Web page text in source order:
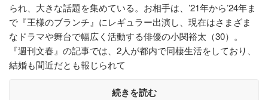
られ、大きな話題を集めている。お相手は、’21年から’24年ま
で『王様のブランチ』にレギュラー出演し、現在はさまざま
なドラマや舞台で幅広く活動する俳優の小関裕太（30）。
『週刊文春』の記事では、2人が都内で同棲生活をしており、
結婚も間近だとも報じられて
続きを読む